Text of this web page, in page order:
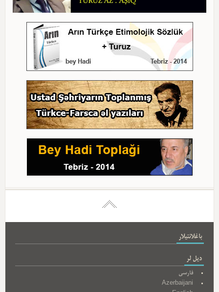
باغلانتیلار
دیل لر
فارسی
Azerbaijani